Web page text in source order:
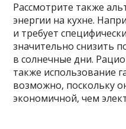
Рассмотрите также
энергии на кухне.
и требует
значительно снизить
в солнечные дни.
также использование
возможно, поскольку
экономичной, чем